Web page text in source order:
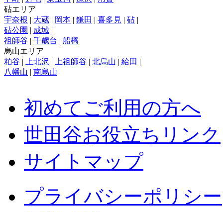
砧エリア
宇奈根 | 大蔵 | 岡本 | 鎌田 | 喜多見 | 砧 |
砧公園 | 成城 |
祖師谷 | 千歳台 | 船橋
烏山エリア
粕谷 | 上北沢 | 上祖師谷 | 北烏山 | 給田 |
八幡山 | 南烏山
初めてご利用の方へ
世田谷お役立ちリンク
サイトマップ
プライバシーポリシー